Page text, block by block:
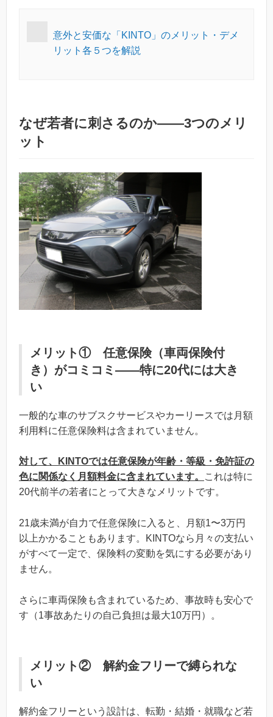
意外と安価な「KINTO」のメリット・デメ
リット各５つを解説
なぜ若者に刺さるのか——3つのメリ
ット
メリット① 任意保険（車両保険付
き）がコミコミ——特に20代には大き
い
一般的な車のサブスクサービスやカーリースでは月額
利用料に任意保険料は含まれていません。
対して、KINTOでは任意保険が年齢・等級・免許証の
色に関係なく月額料金に含まれています。
これは特に
20代前半の若者にとって大きなメリットです。
21歳未満が自力で任意保険に入ると、月額1〜3万円
以上かかることもあります。KINTOなら月々の支払い
がすべて一定で、保険料の変動を気にする必要があり
ません。
さらに車両保険も含まれているため、事故時も安心で
す（1事故あたりの自己負担は最大10万円）。
メリット② 解約金フリーで縛られな
い
解約金フリーという設計は、転勤・結婚・就職など若